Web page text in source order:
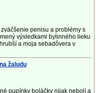
penisu a problémy s
výsledkami bylinného lieku
a moja sebadôvera v
žaludu
pupínky boláčky nijak nebolí a